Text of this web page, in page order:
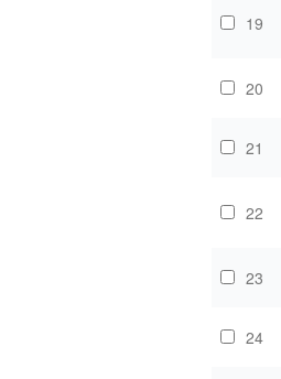
19
20
21
22
23
24